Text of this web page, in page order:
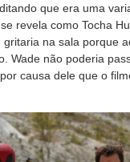
que era uma
revela como Tocha
na sala porque
Wade não poderia
causa dele que o